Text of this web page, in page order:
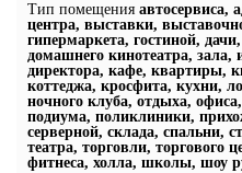
Тип помещения автосервиса,
центра, выставки,
гипермаркета, гостиной,
домашнего кинотеатра, зала,
директора, кафе, квартиры,
коттеджа, кросфита, кухни,
ночного клуба, отдыха,
подиума, поликлиники,
серверной, склада, спальни,
театра, торговли, торгового
фитнеса, холла, школы, шоу